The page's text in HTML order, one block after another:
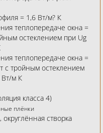
= 1,6 Вт/м? К
теплопередаче окна =
остеклением при Ug
теплопередаче окна =
с тройным остеклением
Вт/м К
класса 4)
плёнки
створка